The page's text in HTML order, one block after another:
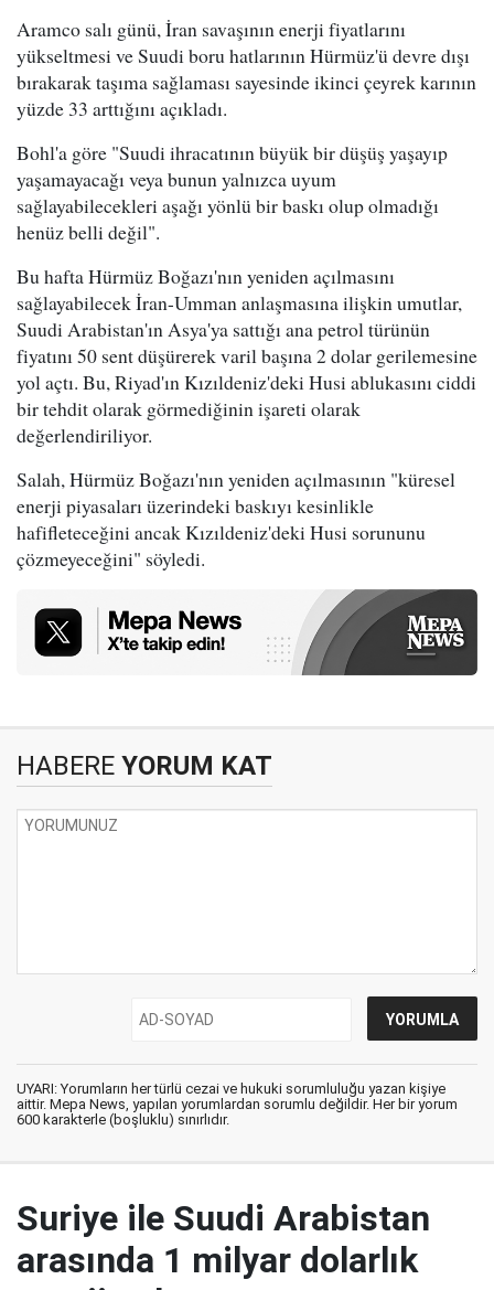
Aramco salı günü, İran savaşının enerji fiyatlarını
yükseltmesi ve Suudi boru hatlarının Hürmüz'ü devre dışı
bırakarak taşıma sağlaması sayesinde ikinci çeyrek karının
yüzde 33 arttığını açıkladı.
Bohl'a göre "Suudi ihracatının büyük bir düşüş yaşayıp
yaşamayacağı veya bunun yalnızca uyum
sağlayabilecekleri aşağı yönlü bir baskı olup olmadığı
henüz belli değil".
Bu hafta Hürmüz Boğazı'nın yeniden açılmasını
sağlayabilecek İran-Umman anlaşmasına ilişkin umutlar,
Suudi Arabistan'ın Asya'ya sattığı ana petrol türünün
fiyatını 50 sent düşürerek varil başına 2 dolar gerilemesine
yol açtı. Bu, Riyad'ın Kızıldeniz'deki Husi ablukasını ciddi
bir tehdit olarak görmediğinin işareti olarak
değerlendiriliyor.
Salah, Hürmüz Boğazı'nın yeniden açılmasının "küresel
enerji piyasaları üzerindeki baskıyı kesinlikle
hafifleteceğini ancak Kızıldeniz'deki Husi sorununu
çözmeyeceğini" söyledi.
HABERE YORUM KAT
UYARI: Yorumların her türlü cezai ve hukuki sorumluluğu yazan kişiye
aittir. Mepa News, yapılan yorumlardan sorumlu değildir. Her bir yorum
600 karakterle (boşluklu) sınırlıdır.
Suriye ile Suudi Arabistan
arasında 1 milyar dolarlık